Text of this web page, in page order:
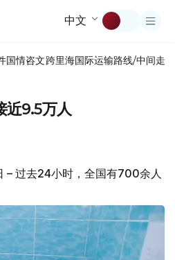
中文
国情咨文跨里海国际运输路线/中间走廊
近9.5万人
– 过去24小时，全国有700余人